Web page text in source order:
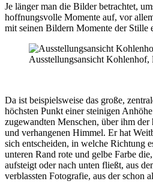
Je länger man die Bilder betrachtet,
hoffnungsvolle Momente auf, vor
mit seinen Bildern Momente der Stille
Ausstellungsansicht Kohlenhof,
Da ist beispielsweise das große,
höchsten Punkt einer steinigen
zugewandten Menschen, über ihm der
und verhangenen Himmel. Er hat
sich entscheiden, in welche Richtung
unteren Rand rote und gelbe Farbe
aufsteigt oder nach unten fließt, aus
verblassten Fotografie, aus der schon